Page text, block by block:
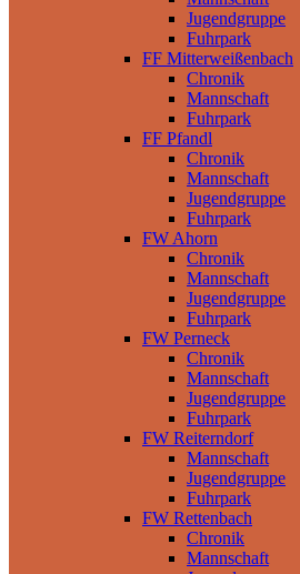
Jugendgruppe
Fuhrpark
FF Mitterweißenbach
Chronik
Mannschaft
Fuhrpark
FF Pfandl
Chronik
Mannschaft
Jugendgruppe
Fuhrpark
FW Ahorn
Chronik
Mannschaft
Jugendgruppe
Fuhrpark
FW Perneck
Chronik
Mannschaft
Jugendgruppe
Fuhrpark
FW Reiterndorf
Mannschaft
Jugendgruppe
Fuhrpark
FW Rettenbach
Chronik
Mannschaft